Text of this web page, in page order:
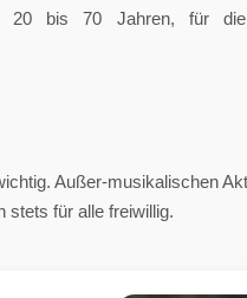
20 bis 70 Jahren, für
Außer-musikalischen
stets für alle freiwillig.